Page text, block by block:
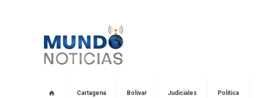
Cartagena Bolívar Judiciales Política